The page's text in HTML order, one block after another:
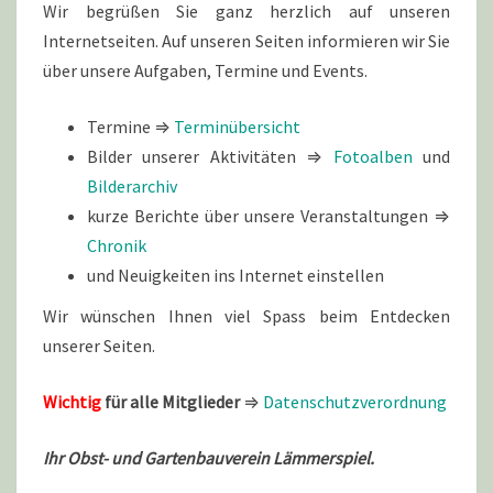
Wir begrüßen Sie ganz herzlich auf unseren
Internetseiten. Auf unseren Seiten informieren wir Sie
über unsere Aufgaben, Termine und Events.
Termine ⇒ Terminübersicht
Bilder unserer Aktivitäten ⇒ Fotoalben und
Bilderarchiv
kurze Berichte über unsere Veranstaltungen ⇒
Chronik
und Neuigkeiten ins Internet einstellen
Wir wünschen Ihnen viel Spass beim Entdecken
unserer Seiten.
Wichtig für alle Mitglieder⇒ Datenschutzverordnung
Ihr Obst- und Gartenbauverein Lämmerspiel.